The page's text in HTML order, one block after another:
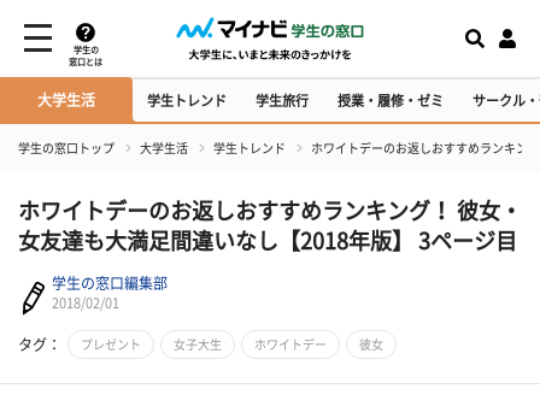
学生の
窓口とは
大学生活 学生トレンド 学生旅行 授業・履修・ゼミ サークル
学生の窓口トップ 大学生活 学生トレンド ホワイトデーのお返しおすすめランキン
ホワイトデーのお返しおすすめランキング！ 彼女・
女友達も大満足間違いなし【2018年版】 3ページ目
学生の窓口編集部
2018/02/01
タグ： プレゼント 女子大生 ホワイトデー 彼女